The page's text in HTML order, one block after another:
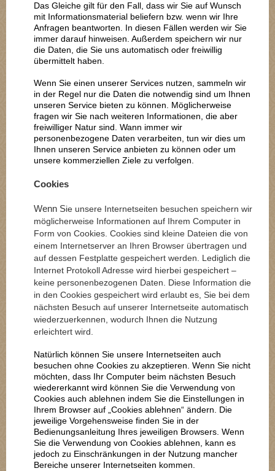
Das Gleiche gilt für den Fall, dass wir Sie auf Wunsch
mit Informationsmaterial beliefern bzw. wenn wir Ihre
Anfragen beantworten. In diesen Fällen werden wir Sie
immer darauf hinweisen. Außerdem speichern wir nur
die Daten, die Sie uns automatisch oder freiwillig
übermittelt haben.
Wenn Sie einen unserer Services nutzen, sammeln wir
in der Regel nur die Daten die notwendig sind um Ihnen
unseren Service bieten zu können. Möglicherweise
fragen wir Sie nach weiteren Informationen, die aber
freiwilliger Natur sind. Wann immer wir
personenbezogene Daten verarbeiten, tun wir dies um
Ihnen unseren Service anbieten zu können oder um
unsere kommerziellen Ziele zu verfolgen.
Cookies
Wenn Sie unsere Internetseiten besuchen speichern wir
möglicherweise Informationen auf Ihrem Computer in
Form von Cookies. Cookies sind kleine Dateien die von
einem Internetserver an Ihren Browser übertragen und
auf dessen Festplatte gespeichert werden. Lediglich die
Internet Protokoll Adresse wird hierbei gespeichert –
keine personenbezogenen Daten. Diese Information die
in den Cookies gespeichert wird erlaubt es, Sie bei dem
nächsten Besuch auf unserer Internetseite automatisch
wiederzuerkennen, wodurch Ihnen die Nutzung
erleichtert wird.
Natürlich können Sie unsere Internetseiten auch
besuchen ohne Cookies zu akzeptieren. Wenn Sie nicht
möchten, dass Ihr Computer beim nächsten Besuch
wiedererkannt wird können Sie die Verwendung von
Cookies auch ablehnen indem Sie die Einstellungen in
Ihrem Browser auf „Cookies ablehnen“ ändern. Die
jeweilige Vorgehensweise finden Sie in der
Bedienungsanleitung Ihres jeweiligen Browsers. Wenn
Sie die Verwendung von Cookies ablehnen, kann es
jedoch zu Einschränkungen in der Nutzung mancher
Bereiche unserer Internetseiten kommen.